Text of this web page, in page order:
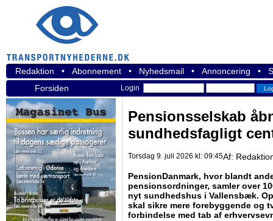
Redaktion • Abonnement • Nyhedsmail • Annoncering •
Forsiden
Login
Pensionsselskab
sundhedsfagligt
Torsdag 9. juli 2026 kl: 09:45Af:
PensionDanmark, hvor blandt
pensionsordninger, samler over
nyt sundhedshus i Vallensbæk.
skal sikre mere forebyggende
forbindelse med tab af